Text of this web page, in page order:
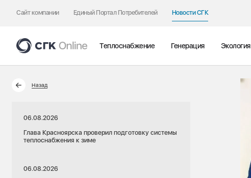
Сайт компании Единый Портал Потребителей Новости СГК
Теплоснабжение Генерация Экология
Назад
06.08.2026
Глава Красноярска проверил подготовку системы
теплоснабжения к зиме
06.08.2026